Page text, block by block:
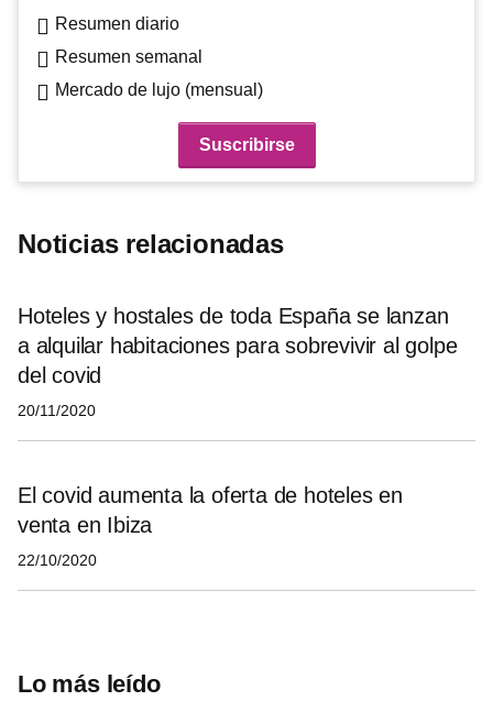
Resumen diario
Resumen semanal
Mercado de lujo (mensual)
Noticias relacionadas
Hoteles y hostales de toda España se lanzan
a alquilar habitaciones para sobrevivir al golpe
del covid
20/11/2020
El covid aumenta la oferta de hoteles en
venta en Ibiza
22/10/2020
Lo más leído